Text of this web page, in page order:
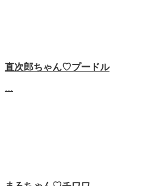
直次郎ちゃん♡プードル